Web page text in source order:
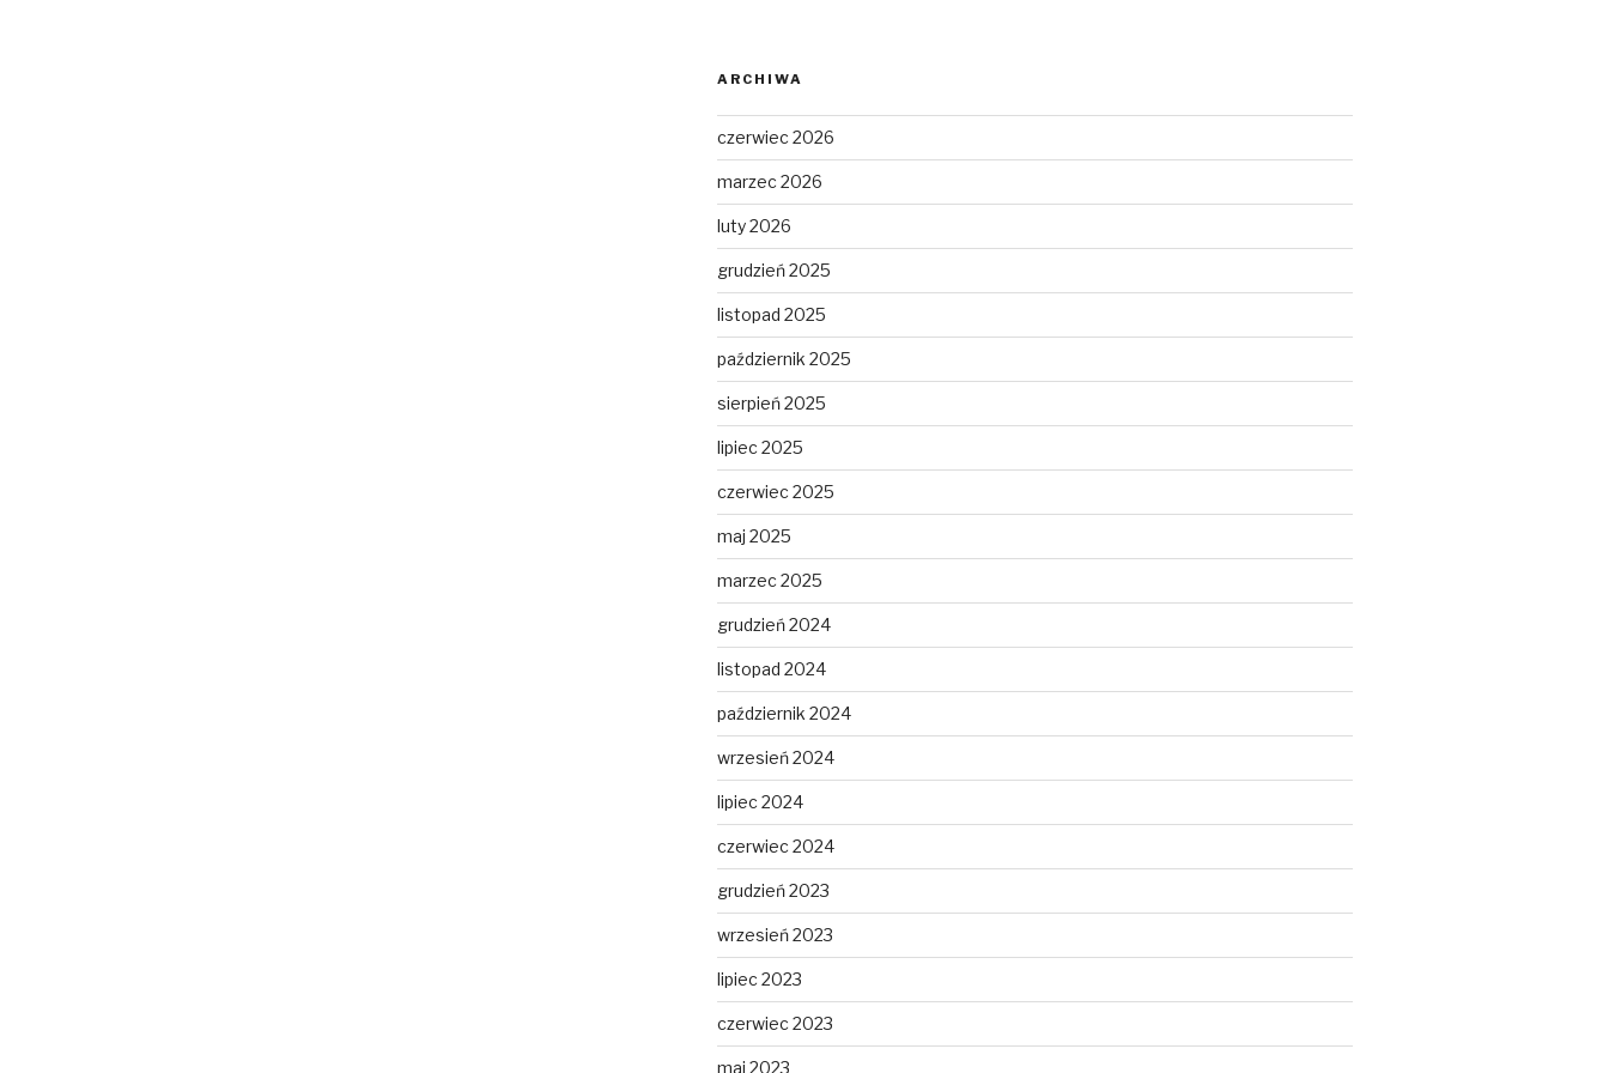
ARCHIWA
czerwiec 2026
marzec 2026
luty 2026
grudzień 2025
listopad 2025
październik 2025
sierpień 2025
lipiec 2025
czerwiec 2025
maj 2025
marzec 2025
grudzień 2024
listopad 2024
październik 2024
wrzesień 2024
lipiec 2024
czerwiec 2024
grudzień 2023
wrzesień 2023
lipiec 2023
czerwiec 2023
maj 2023